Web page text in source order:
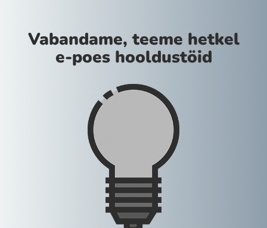
Vabandame, teeme hetkel
e-poes hooldustöid